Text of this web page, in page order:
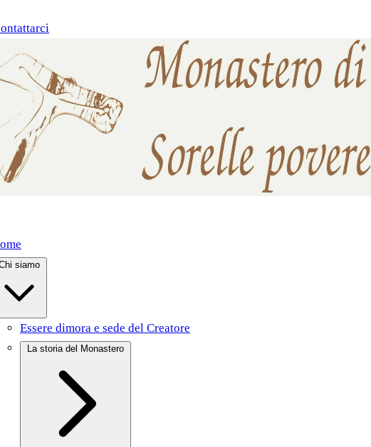
Essere dimora e sede del Creatore